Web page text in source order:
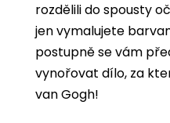
rozdělili do spousty
jen vymalujete
postupně se vám
vynořovat dílo, za
van Gogh!